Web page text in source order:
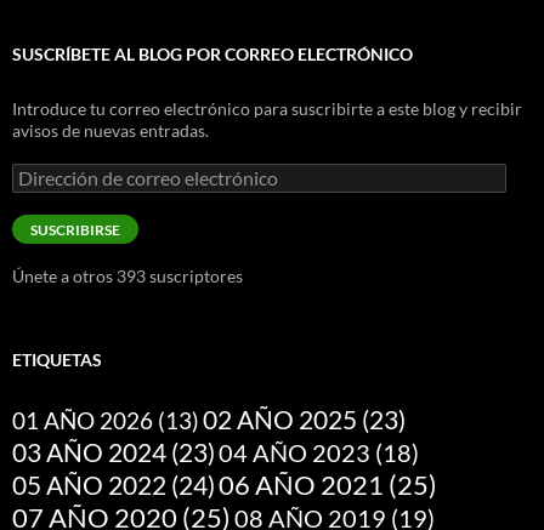
SUSCRÍBETE AL BLOG POR CORREO ELECTRÓNICO
Introduce tu correo electrónico para suscribirte a este blog y recibir
avisos de nuevas entradas.
Dirección
de
correo
electrónico
SUSCRIBIRSE
Únete a otros 393 suscriptores
ETIQUETAS
01 AÑO 2026 (13)02 AÑO 2025 (23)
03 AÑO 2024(23)04 AÑO 2023 (18)
05 AÑO 2022(24)06 AÑO 2021 (25)
07 AÑO 2020 (25) 08 AÑO 2019 (19)